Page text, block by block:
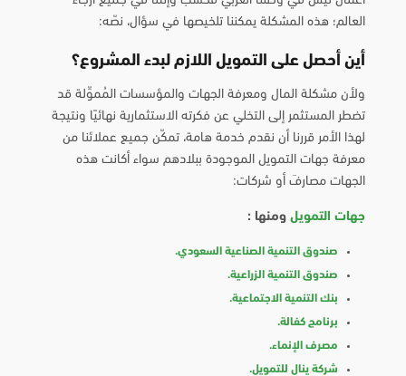
العالم؛ هذه المشكلة يمكننا تلخيصها في سؤال، نصّه:
أين أحصل على التمويل اللازم لبدء المشروع؟
ولأن مشكلة المال ومعرفة الجهات والمؤسسات المُموِّلة قد
تضطر المستثمر إلى التخلي عن فكرته الاستثمارية نهائيًا ونتيجة
لهذا الأمر قررنا أن نقدم خدمة هامة، تمكّن جميع عملائنا من
معرفة جهات التمويل الموجودة ببلادهم سواء أكانت هذه
الجهات مصارفَ أو شركات:
جهات التمويل ومنها :
صندوق التنمية الصناعية السعودي.
صندوق التنمية الزراعية.
بنك التنمية الاجتماعية.
برنامج كفالة.
مصرف الإنماء.
شركة ينال للتمويل.